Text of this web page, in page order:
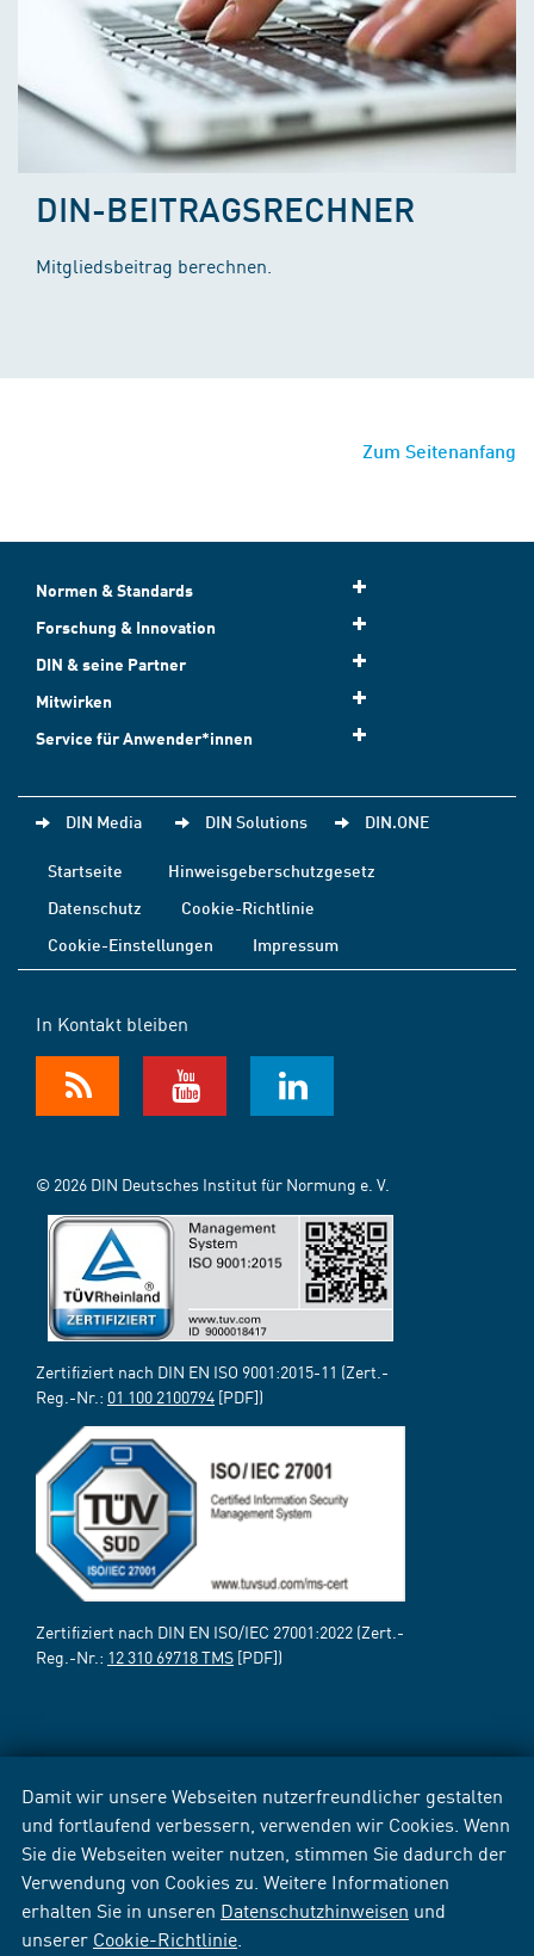
Damit wir unsere Webseiten nutzerfreundlicher gestalten
und fortlaufend verbessern, verwenden wir Cookies. Wenn
Sie die Webseiten weiter nutzen, stimmen Sie dadurch der
Verwendung von Cookies zu. Weitere Informationen
erhalten Sie in unseren Datenschutzhinweisen und
unserer Cookie-Richtlinie
DIN-BEITRAGSRECHNER
Mitgliedsbeitrag berechnen.
Zum Seitenanfang
Normen & Standards
Forschung & Innovation
DIN & seine Partner
Mitwirken
Service für Anwender*innen
DIN Media DIN Solutions DIN.ONE
Startseite
Hinweisgeberschutzgesetz
Datenschutz
Cookie-Richtlinie
Cookie-Einstellungen
Impressum
In Kontakt bleiben
© 2026 DIN Deutsches Institut für Normung e. V.
Zertifiziert nach DIN EN ISO 9001:2015-11 (Zert.-
Reg.-Nr.: 01 100 2100794 [PDF])
Zertifiziert nach DIN EN ISO/IEC 27001:2022 (Zert.-
Reg.-Nr.: 12 310 69718 TMS [PDF])